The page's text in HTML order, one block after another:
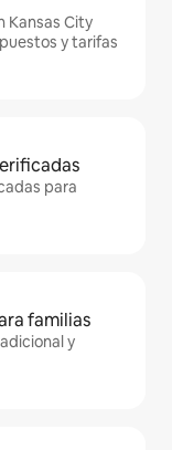
Kansas City
y tarifas
para
familias
y